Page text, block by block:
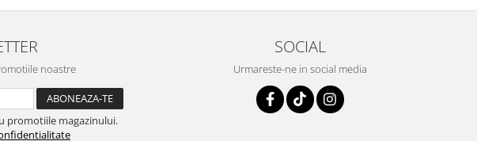
noastre
promotiile magazinului.
SOCIAL
Urmareste-ne in social media